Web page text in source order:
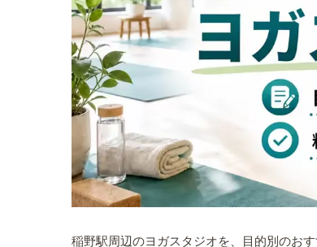
稲野駅周辺のヨガスタジオを、目的別のお